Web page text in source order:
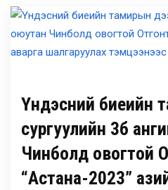
Үндэсний биеийн
сургуулийн 3б
Чинболд овогтой
“Астана-2023”